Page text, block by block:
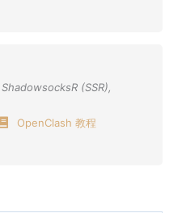
ShadowsocksR (SSR),
OpenClash 教程